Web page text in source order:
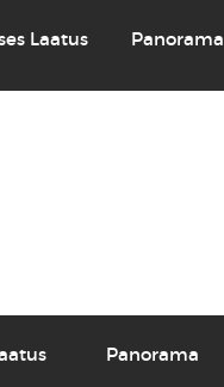
Laatus Panorama
Panorama